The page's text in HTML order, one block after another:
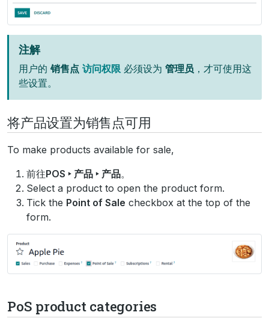
注解
用户的 销售点 访问权限 必须设为 管理员 ，才可使用这
些设置。
将产品设置为销售点可用
To make products available for sale,
前往POS ‣ 产品 ‣ 产品。
Select a product to open the product form.
Tick the Point of Sale checkbox at the top of the
form.
PoS product categories